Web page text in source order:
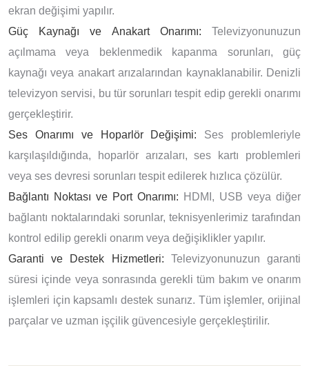
ekran değişimi yapılır.
Güç Kaynağı ve Anakart Onarımı: Televizyonunuzun
açılmama veya beklenmedik kapanma sorunları, güç
kaynağı veya anakart arızalarından kaynaklanabilir. Denizli
televizyon servisi, bu tür sorunları tespit edip gerekli onarımı
gerçekleştirir.
Ses Onarımı ve Hoparlör Değişimi: Ses problemleriyle
karşılaşıldığında, hoparlör arızaları, ses kartı problemleri
veya ses devresi sorunları tespit edilerek hızlıca çözülür.
Bağlantı Noktası ve Port Onarımı: HDMI, USB veya diğer
bağlantı noktalarındaki sorunlar, teknisyenlerimiz tarafından
kontrol edilip gerekli onarım veya değişiklikler yapılır.
Garanti ve Destek Hizmetleri: Televizyonunuzun garanti
süresi içinde veya sonrasında gerekli tüm bakım ve onarım
işlemleri için kapsamlı destek sunarız. Tüm işlemler, orijinal
parçalar ve uzman işçilik güvencesiyle gerçekleştirilir.